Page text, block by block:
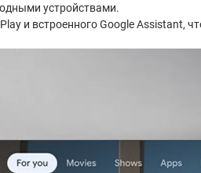
устройствами.
и встроенного Google Assistant,